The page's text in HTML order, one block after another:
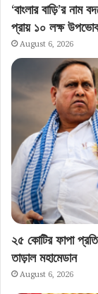
‘বাংলার বাড়ি’র নাম
প্রায় ১০ লক্ষ
August 6, 2026
২৫ কোটির ফাপা
তাড়াল মহামেডান
August 6, 2026